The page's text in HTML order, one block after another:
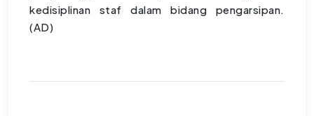
kedisiplinan staf dalam bidang pengarsipan.
(AD)